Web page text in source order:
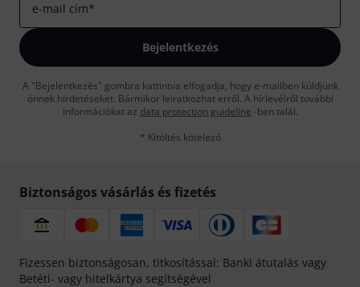
e-mail cím*
Bejelentkezés
A "Bejelentkezés" gombra kattintva elfogadja, hogy e-mailben küldjünk
önnek hirdetéseket. Bármikor leiratkozhat erről. A hírlevélről további
információkat az data protection guideline -ben talál.
* Kitöltés kötelező
Biztonságos vásárlás és fizetés
Fizessen biztonságosan, titkosítással: Banki átutalás vagy
Betéti- vagy hitelkártya segítségével